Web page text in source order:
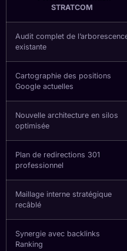
STRATCOM
Audit complet de
existante
Cartographie des positions
Google actuelles
Nouvelle architecture en silos
optimisée
Plan de redirections 301
professionnel
Maillage interne stratégique
recâblé
Synergie avec backlinks
Ranking